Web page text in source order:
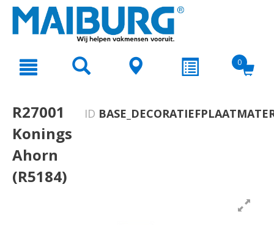
text.skipToNavigation
0
R27001
Konings
Ahorn
(R5184)
ID